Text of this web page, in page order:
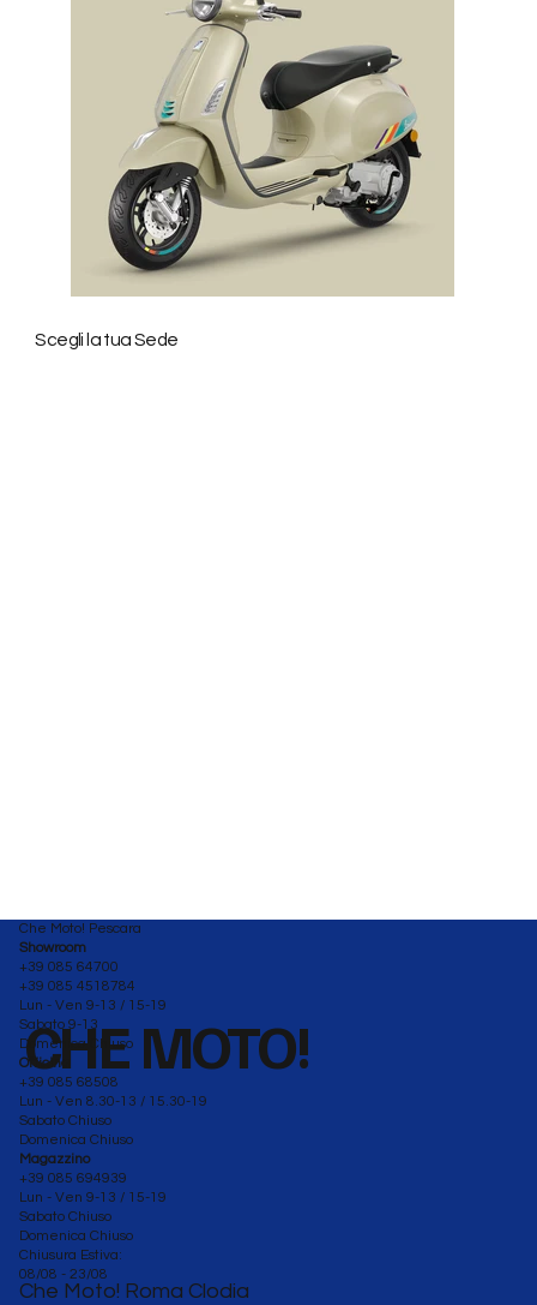
Years of Experience
Scegli la tua Sede
CHE MOTO!
Che Moto! Roma Clodia
Che Moto! Pescara
Showroom
+39 085 64700
+39 085 4518784
Lun - Ven 9-13 / 15-19
Sabato 9-13
Domenica Chiuso
Officina
+39 085 68508
Lun - Ven 8.30-13 / 15.30-19
Sabato Chiuso
Domenica Chiuso
Magazzino
+39 085 694939
Lun - Ven 9-13 / 15-19
Sabato Chiuso
Domenica Chiuso
Chiusura Estiva:
08/08 - 23/08